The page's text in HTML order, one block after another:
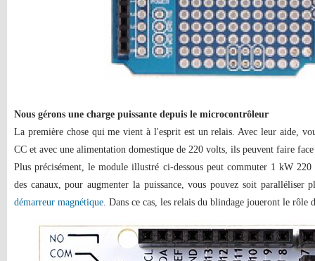
Nous gérons une charge puissante depuis le microcontrôleur
La première chose qui me vient à l'esprit est un relais. Avec leur aide,
CC et avec une alimentation domestique de 220 volts, ils peuvent faire
Plus précisément, le module illustré ci-dessous peut commuter 1 kW
des canaux, pour augmenter la puissance, vous pouvez soit paralléliser
démarreur magnétique. Dans ce cas, les relais du blindage joueront le rôle